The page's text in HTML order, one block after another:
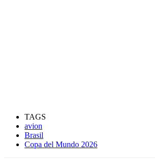
TAGS
avion
Brasil
Copa del Mundo 2026